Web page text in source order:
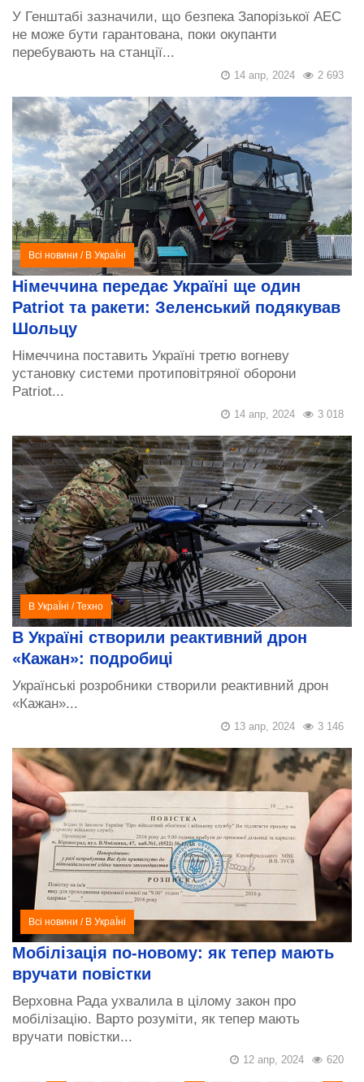
У Генштабі зазначили, що безпека Запорізької АЕС
не може бути гарантована, поки окупанти
перебувають на станції...
2 693
14 апр, 2024
Всі новини / В УкраЇні
Німеччина передає Україні ще один
Patriot та ракети: Зеленський подякував
Шольцу
Німеччина поставить Україні третю вогневу
установку системи протиповітряної оборони
Patriot...
3 018
14 апр, 2024
В УкраЇні /Техно
В Україні створили реактивний дрон
«Кажан»: подробиці
Українські розробники створили реактивний дрон
«Кажан»...
3 146
13 апр, 2024
Всі новини / В УкраЇні
Мобілізація по-новому: як тепер мають
вручати повістки
Верховна Рада ухвалила в цілому закон про
мобілізацію. Варто розуміти, як тепер мають
вручати повістки...
620
12 апр, 2024